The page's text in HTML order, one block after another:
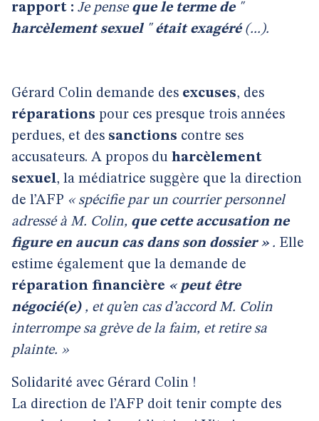
rapport : Je pense que le terme de "
harcèlement sexuel " était exagéré (...).
Gérard Colin demande des excuses, des
réparations pour ces presque trois années
perdues, et des sanctions contre ses
accusateurs. A propos du harcèlement
sexuel, la médiatrice suggère que la direction
de l’AFP « spécifie par un courrier personnel
adressé à M. Colin, que cette accusation ne
figure en aucun cas dans son dossier » . Elle
estime également que la demande de
réparation financière « peut être
négocié(e) , et qu’en cas d’accord M. Colin
interrompe sa grève de la faim, et retire sa
plainte. »
Solidarité avec Gérard Colin !
La direction de l’AFP doit tenir compte des